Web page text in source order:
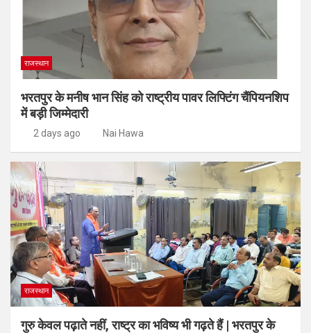
राजस्थान
भरतपुर के मनीष भान सिंह को राष्ट्रीय पावर लिफ्टिंग चैंपियनशिप
में बड़ी जिम्मेदारी
2 days ago Nai Hawa
राजस्थान
गुरु केवल पढ़ाते नहीं, राष्ट्र का भविष्य भी गढ़ते हैं | भरतपुर के